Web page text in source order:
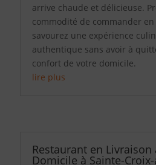
arrive chaude et délicieuse.
commodité de commander
savourez une expérience
authentique sans avoir à
confort de votre domicile.
lire plus
Restaurant en Livraison
Domicile à Sainte-